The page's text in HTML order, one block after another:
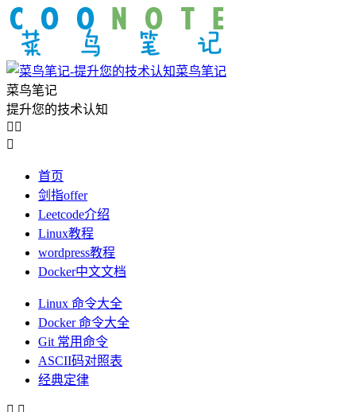
菜鸟笔记
菜鸟笔记
提升您的技术认知
 

首页
剑指offer
Leetcode介绍
Linux教程
wordpress教程
Docker中文文档
Linux 命令大全
Docker 命令大全
Git 常用命令
ASCII码对照表
经典定律